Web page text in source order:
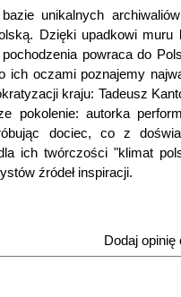
unikalnych
Dzięki upadkowi
powraca do
ich oczami poznajemy
kraju: Tadeusz
pokolenie: autorka
dociec, co z
ich twórczości "klimat
źródeł inspiracji.
Dodaj opinię